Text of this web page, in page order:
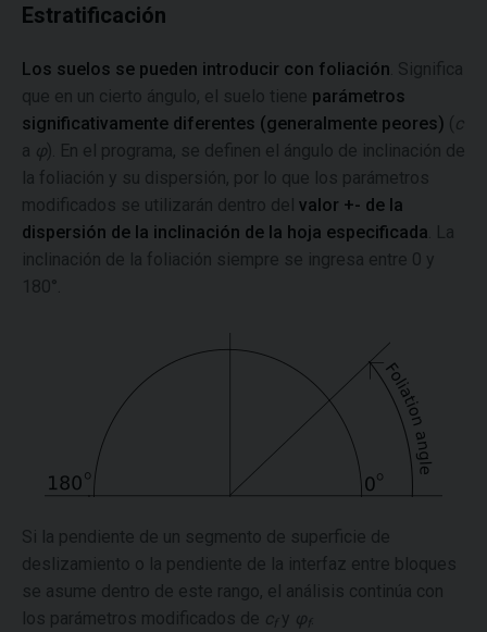
Estratificación
Los suelos se pueden introducir con foliación . Significa
que en un cierto ángulo, el suelo tiene parámetros
significativamente diferentes (generalmente peores) ( c
a φ). En el programa, se definen el ángulo de inclinación de
la foliación y su dispersión, por lo que los parámetros
modificados se utilizarán dentro del valor +- de la
dispersión de la inclinación de la hoja especificada . La
inclinación de la foliación siempre se ingresa entre 0 y
180°.
Si la pendiente de un segmento de superficie de
deslizamiento o la pendiente de la interfaz entre bloques
se asume dentro de este rango, el análisis continúa con
los parámetros modificados de c f y φf